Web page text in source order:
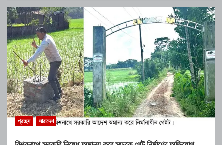
প্রচ্ছদ সারাদেশ